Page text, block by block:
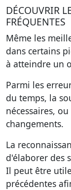
DÉCOUVRIR
FRÉQUENTES
Même les
dans certains
à atteindre un
Parmi les
du temps, la
nécessaires,
changements.
La
d'élaborer des
Il peut être
précédentes